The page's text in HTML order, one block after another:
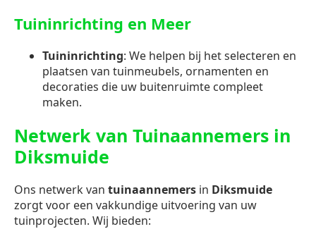
Tuininrichting en Meer
Tuininrichting: We helpen bij het selecteren en
plaatsen van tuinmeubels, ornamenten en
decoraties die uw buitenruimte compleet
maken.
Netwerk van Tuinaannemers in
Diksmuide
Ons netwerk van tuinaannemers in Diksmuide
zorgt voor een vakkundige uitvoering van uw
tuinprojecten. Wij bieden: